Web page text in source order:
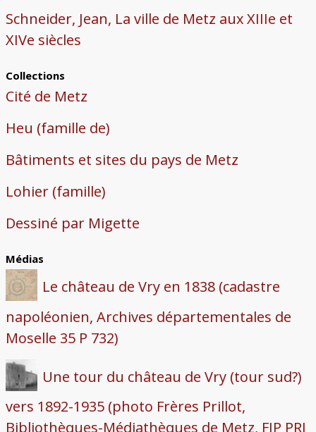
Schneider, Jean, La ville de Metz aux XIIIe et
XIVe siècles
Collections
Cité de Metz
Heu (famille de)
Bâtiments et sites du pays de Metz
Lohier (famille)
Dessiné par Migette
Médias
Le château de Vry en 1838 (cadastre
napoléonien, Archives départementales de
Moselle 35 P 732)
Une tour du château de Vry (tour sud?)
vers 1892-1935 (photo Frères Prillot,
Bibliothèques-Médiathèques de Metz, FIP PRI